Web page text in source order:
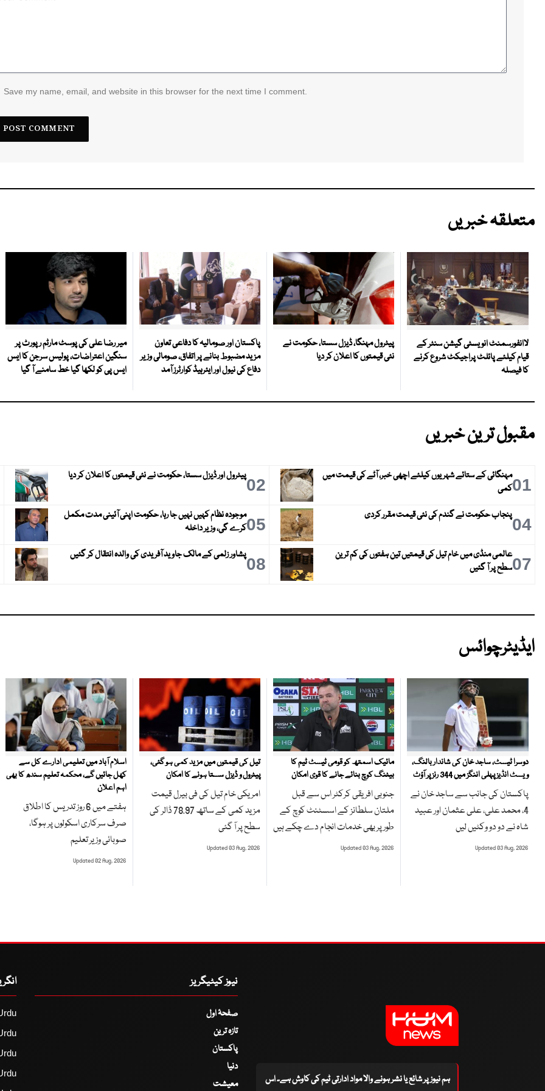
Save my name, email, and website in this browser for the next time I comment.
متعلقہ خبریں
لاانفورسمنٹ انویسٹی گیشن سنٹر کے
قیام کیلئے پائلٹ پراجیکٹ شروع کرنے
کا فیصلہ
پیٹرول مہنگا، ڈیزل سستا، حکومت نے
نئی قیمتوں کا اعلان کر دیا
پاکستان اور صومالیہ کا دفاعی تعاون
مزید مضبوط بنانے پر اتفاق، صومالی وزیر
دفاع کی نیول اور ایئرہیڈ کوارٹرز آمد
میر رضا علی کی پوسٹ مارٹم رپورٹ پر
سنگین اعتراضات، پولیس سرجن کا ایس
ایس پی کو لکھا گیا خط سامنے آ گیا
مقبول ترین خبریں
01مہنگائی کے ستائے شہریوں کیلئے اچھی خبر، آٹے کی قیمت میں
کمی
02پیٹرول اور ڈیزل سستا، حکومت نے نئی قیمتوں کا اعلان کر دیا
04پنجاب حکومت نے گندم کی نئی قیمت مقرر کردی 05موجودہ نظام کہیں نہیں جا رہا، حکومت اپنی آئینی مدت مکمل
کرے گی، وزیر داخلہ
07عالمی منڈی میں خام تیل کی قیمتیں تین ہفتوں کی کم ترین
سطح پر آ گئیں
08پشاور زلمی کے مالک جاوید آفریدی کی والدہ انتقال کر گئیں
ایڈیٹرچوائس
دوسرا ٹیسٹ، ساجد خان کی شاندار بالنگ،
ویسٹ انڈیز پہلی اننگز میں 344 رنز پر آؤٹ
پاکستان کی جانب سے ساجد خان نے
4، محمد علی، علی عثمان اور عبید
شاہ نے دو دو وکٹیں لیں
Updated 03 Aug, 2026
مائیک اسمتھ کو قومی ٹیسٹ ٹیم کا
بیٹنگ کوچ بنائے جانے کا قوی امکان
جنوبی افریقی کرکٹر اس سے قبل
ملتان سلطانز کے اسسٹنٹ کوچ کے
طور پر بھی خدمات انجام دے چکے ہیں
Updated 03 Aug, 2026
تیل کی قیمتوں میں مزید کمی ہو گئی،
پیٹرول و ڈیزل سستا ہونے کا امکان
امریکی خام تیل کی فی بیرل قیمت
مزید کمی کے ساتھ 78.97 ڈالر کی
سطح پر آ گئی
Updated 03 Aug, 2026
اسلام آباد میں تعلیمی ادارے کل سے
کھل جائیں گے، محکمہ تعلیم سندھ کا بھی
اہم اعلان
ہفتے میں 6 روز تدریس کا اطلاق
صرف سرکاری اسکولوں پر ہوگا،
صوبائی وزیر تعلیم
Updated 02 Aug, 2026
ہم نیوز پر شائع یا نشر ہونے والا مواد ادارتی ٹیم کی کاوش ہے۔ اس
نیوز کیٹیگریز
صفحۂ اول
تازہ ترین
پاکستان
دنیا
معیشت